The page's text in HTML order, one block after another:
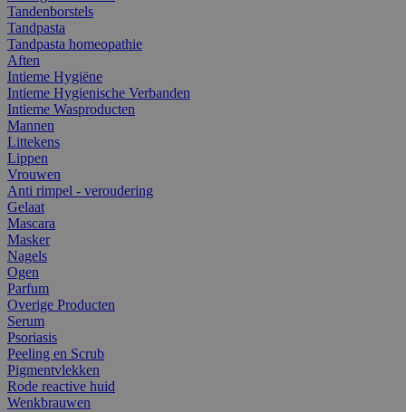
Tandenborstels
Tandpasta
Tandpasta homeopathie
Aften
Intieme Hygiëne
Intieme Hygienische Verbanden
Intieme Wasproducten
Mannen
Littekens
Lippen
Vrouwen
Anti rimpel - veroudering
Gelaat
Mascara
Masker
Nagels
Ogen
Parfum
Overige Producten
Serum
Psoriasis
Peeling en Scrub
Pigmentvlekken
Rode reactive huid
Wenkbrauwen